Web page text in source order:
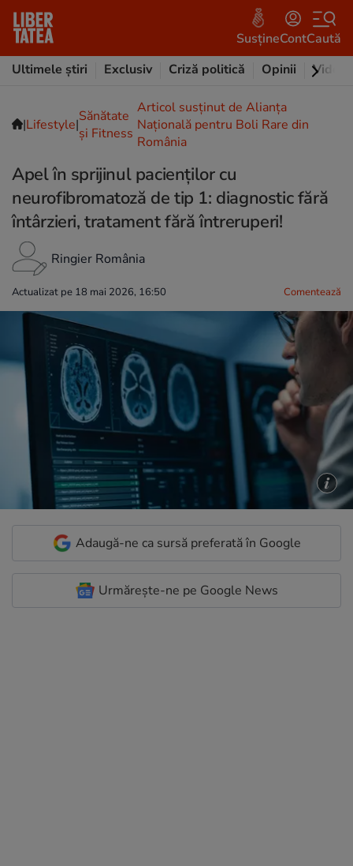
SusțineContCaută
Ultimele știri
Exclusiv Criză politică Opinii Video
|Lifestyle|Sănătate
și Fitness
Articol susținut de Alianța
Națională pentru Boli Rare din
România
Apel în sprijinul pacienților cu
neurofibromatoză de tip 1: diagnostic fără
întârzieri, tratament fără întreruperi!
Ringier România
Actualizat pe 18 mai 2026, 16:50 Comentează
Adaugă-ne ca sursă preferată în Google
Urmărește-ne pe Google News